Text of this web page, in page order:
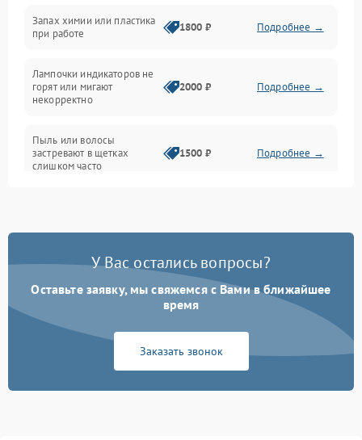
Батарея
Программные сбои
Запах химии или пластика
при работе
1800 ₽ Подробнее →
Лампочки индикаторов не
горят или мигают
некорректно
2000 ₽ Подробнее →
Пыль или волосы
застревают в щетках
слишком часто
1500 ₽ Подробнее →
У Вас остались вопросы?
Оставьте заявку, мы свяжемся с Вами в ближайшее
время
Заказать звонок